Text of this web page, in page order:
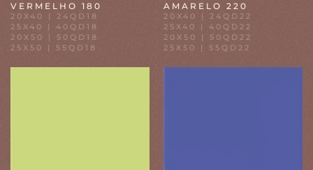
VERMELHO 180
20X40 | 24QD18
25X40 | 40QD18
20X50 | 50QD18
25X50 | 55QD18
AMARELO 220
20X40 | 24QD22
25X40 | 40QD22
20X50 | 50QD22
25X50 | 55QD22